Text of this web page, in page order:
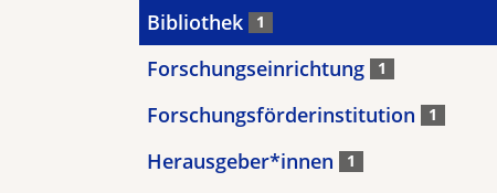
Bibliothek 1
Forschungseinrichtung 1
Forschungsförderinstitution 1
Herausgeber*innen 1